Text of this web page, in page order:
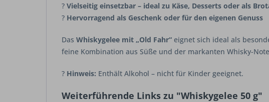
? Vielseitig einsetzbar – ideal zu Käse, Desserts oder als
? Hervorragend als Geschenk oder für den eigenen Genuss
Das Whiskygelee mit „Old Fahr“ eignet sich ideal als
feine Kombination aus Süße und der markanten Whisky-
? Hinweis: Enthält Alkohol – nicht für Kinder geeignet.
Weiterführende Links zu "Whiskygelee 50 g"